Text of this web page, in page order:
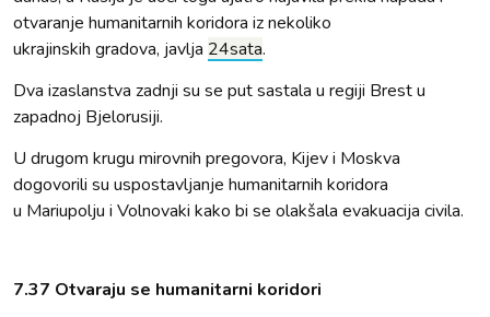
otvaranje humanitarnih koridora iz nekoliko
ukrajinskih gradova, javlja 24sata.
Dva izaslanstva zadnji su se put sastala u regiji Brest u
zapadnoj Bjelorusiji.
U drugom krugu mirovnih pregovora, Kijev i Moskva
dogovorili su uspostavljanje humanitarnih koridora
u Mariupolju i Volnovaki kako bi se olakšala evakuacija civila.
7.37 Otvaraju se humanitarni koridori